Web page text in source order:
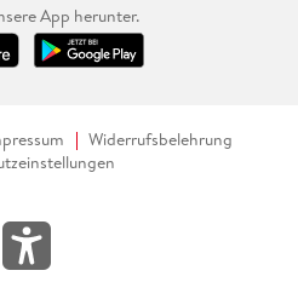
App herunter.
Widerrufsbelehrung